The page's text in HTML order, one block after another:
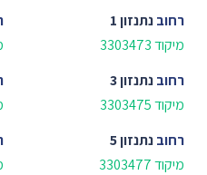
רחובנתנזון 1
מיקוד 3303473
רחובנתנזון 3
מיקוד 3303475
רחובנתנזון 5
מיקוד 3303477